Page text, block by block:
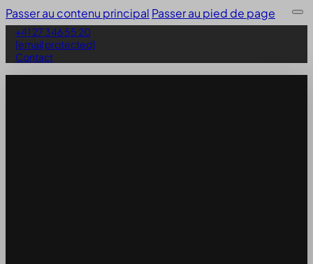
Passer au contenu principal Passer au pied de page
+41 27 346 55 20
[email protected]
Contact